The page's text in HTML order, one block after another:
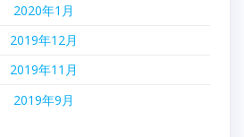
2020年1月
2019年12月
2019年11月
2019年9月